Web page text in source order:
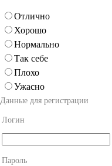
Отлично
Хорошо
Нормально
Так себе
Плохо
Ужасно
Данные для регистрации
Логин
Пароль